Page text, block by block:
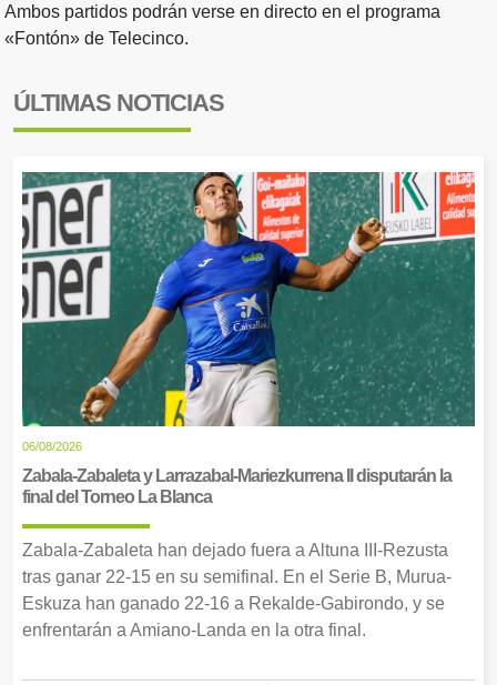
Ambos partidos podrán verse en directo en el programa
«Fontón» de Telecinco.
ÚLTIMAS NOTICIAS
06/08/2026
Zabala-Zabaleta y Larrazabal-Mariezkurrena II disputarán la
final del Torneo La Blanca
Zabala-Zabaleta han dejado fuera a Altuna III-Rezusta
tras ganar 22-15 en su semifinal. En el Serie B, Murua-
Eskuza han ganado 22-16 a Rekalde-Gabirondo, y se
enfrentarán a Amiano-Landa en la otra final.